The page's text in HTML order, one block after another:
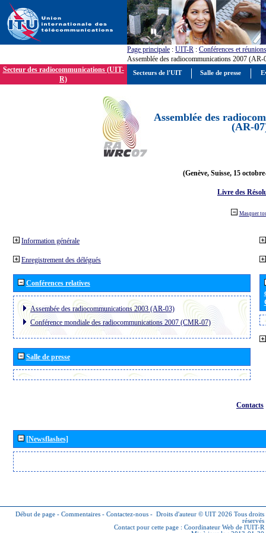
Page principale : UIT-R : Conférences et réunions
Assemblée des radiocommunications 2007 (AR-
Secteur des radiocommunications (UIT-
R)
Assemblée des
(AR-
(Genève, Suisse, 15
Livre des
Masquer
Information générale
Enregistrement des délégués
Conférences relatives
Assembée des radiocommunications 2003 (AR-03)
Conférence mondiale des radiocommunications 2007 (CMR-07)
Salle de presse
Contacts
[Newsflashes]
Début de page - Commentaires - Contactez-nous - Droits d'auteur © UIT 2026 Tous droits
réservés
Contact pour cette page : Coordinateur Web de l'UIT-R
Secteurs de l'UIT Salle de presse